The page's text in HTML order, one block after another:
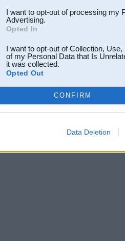
I want to opt-out of processing my
Advertising.
Opted In
I want to opt-out of Collection,
of my Personal Data that Is
it was collected.
Opted Out
CONFIRM
Data Deletion